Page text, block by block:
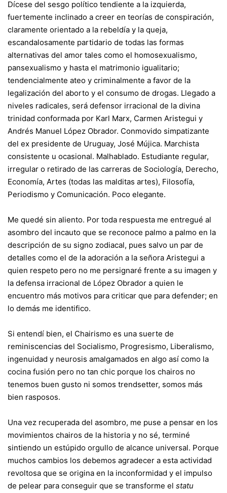
Dícese del sesgo político tendiente a la izquierda,
fuertemente inclinado a creer en teorías de conspiración,
claramente orientado a la rebeldía y la queja,
escandalosamente partidario de todas las formas
alternativas del amor tales como el homosexualismo,
pansexualismo y hasta el matrimonio igualitario;
tendencialmente ateo y criminalmente a favor de la
legalización del aborto y el consumo de drogas. Llegado a
niveles radicales, será defensor irracional de la divina
trinidad conformada por Karl Marx, Carmen Aristegui y
Andrés Manuel López Obrador. Conmovido simpatizante
del ex presidente de Uruguay, José Mújica. Marchista
consistente u ocasional. Malhablado. Estudiante regular,
irregular o retirado de las carreras de Sociología, Derecho,
Economía, Artes (todas las malditas artes), Filosofía,
Periodismo y Comunicación. Poco elegante.
Me quedé sin aliento. Por toda respuesta me entregué al
asombro del incauto que se reconoce palmo a palmo en la
descripción de su signo zodiacal, pues salvo un par de
detalles como el de la adoración a la señora Aristegui a
quien respeto pero no me persignaré frente a su imagen y
la defensa irracional de López Obrador a quien le
encuentro más motivos para criticar que para defender; en
lo demás me identifico.
Si entendí bien, el Chairismo es una suerte de
reminiscencias del Socialismo, Progresismo, Liberalismo,
ingenuidad y neurosis amalgamados en algo así como la
cocina fusión pero no tan chic porque los chairos no
tenemos buen gusto ni somos trendsetter, somos más
bien rasposos.
Una vez recuperada del asombro, me puse a pensar en los
movimientos chairos de la historia y no sé, terminé
sintiendo un estúpido orgullo de alcance universal. Porque
muchos cambios los debemos agradecer a esta actividad
revoltosa que se origina en la inconformidad y el impulso
de pelear para conseguir que se transforme el statu